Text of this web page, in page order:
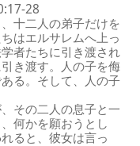
28
十二人の弟子だけを
はエルサレムへ上っ
者たちに引き渡され
き渡す。人の子を侮
る。そして、人の子
その二人の息子と一
何かを願おうとし
ると、彼女は言っ